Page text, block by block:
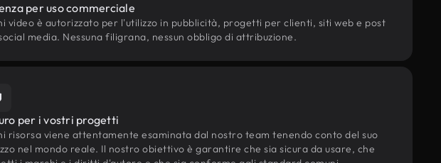
per uso commerciale
video è autorizzato per l'utilizzo in pubblicità, progetti per clienti, siti web e post
media. Nessuna filigrana, nessun obbligo di attribuzione.
per i vostri progetti
risorsa viene attentamente esaminata dal nostro team tenendo conto del suo
nel mondo reale. Il nostro obiettivo è garantire che sia sicura da usare, che